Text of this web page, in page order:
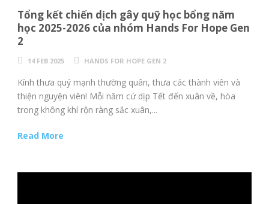
Tổng kết chiến dịch gây quỹ học bổng năm
học 2025-2026 của nhóm Hands For Hope Gen
2
14 FEB 2025 HANDS FOR HOPE GEN 2
Kính thưa quý mạnh thường quân, thưa các thành viên và
thiện nguyện viên! Mỗi năm cứ dịp Tết đến xuân về, hòa
trong không khí rộn ràng sắc xuân,...
Read More